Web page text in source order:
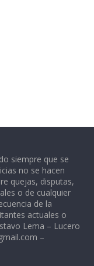
siempre que se
no se hacen
quejas, disputas,
o de cualquier
de la
actuales o
Lema – Lucero
–